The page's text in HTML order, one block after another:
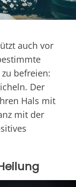
auch vor
befreien:
Der
Hals mit
mit der